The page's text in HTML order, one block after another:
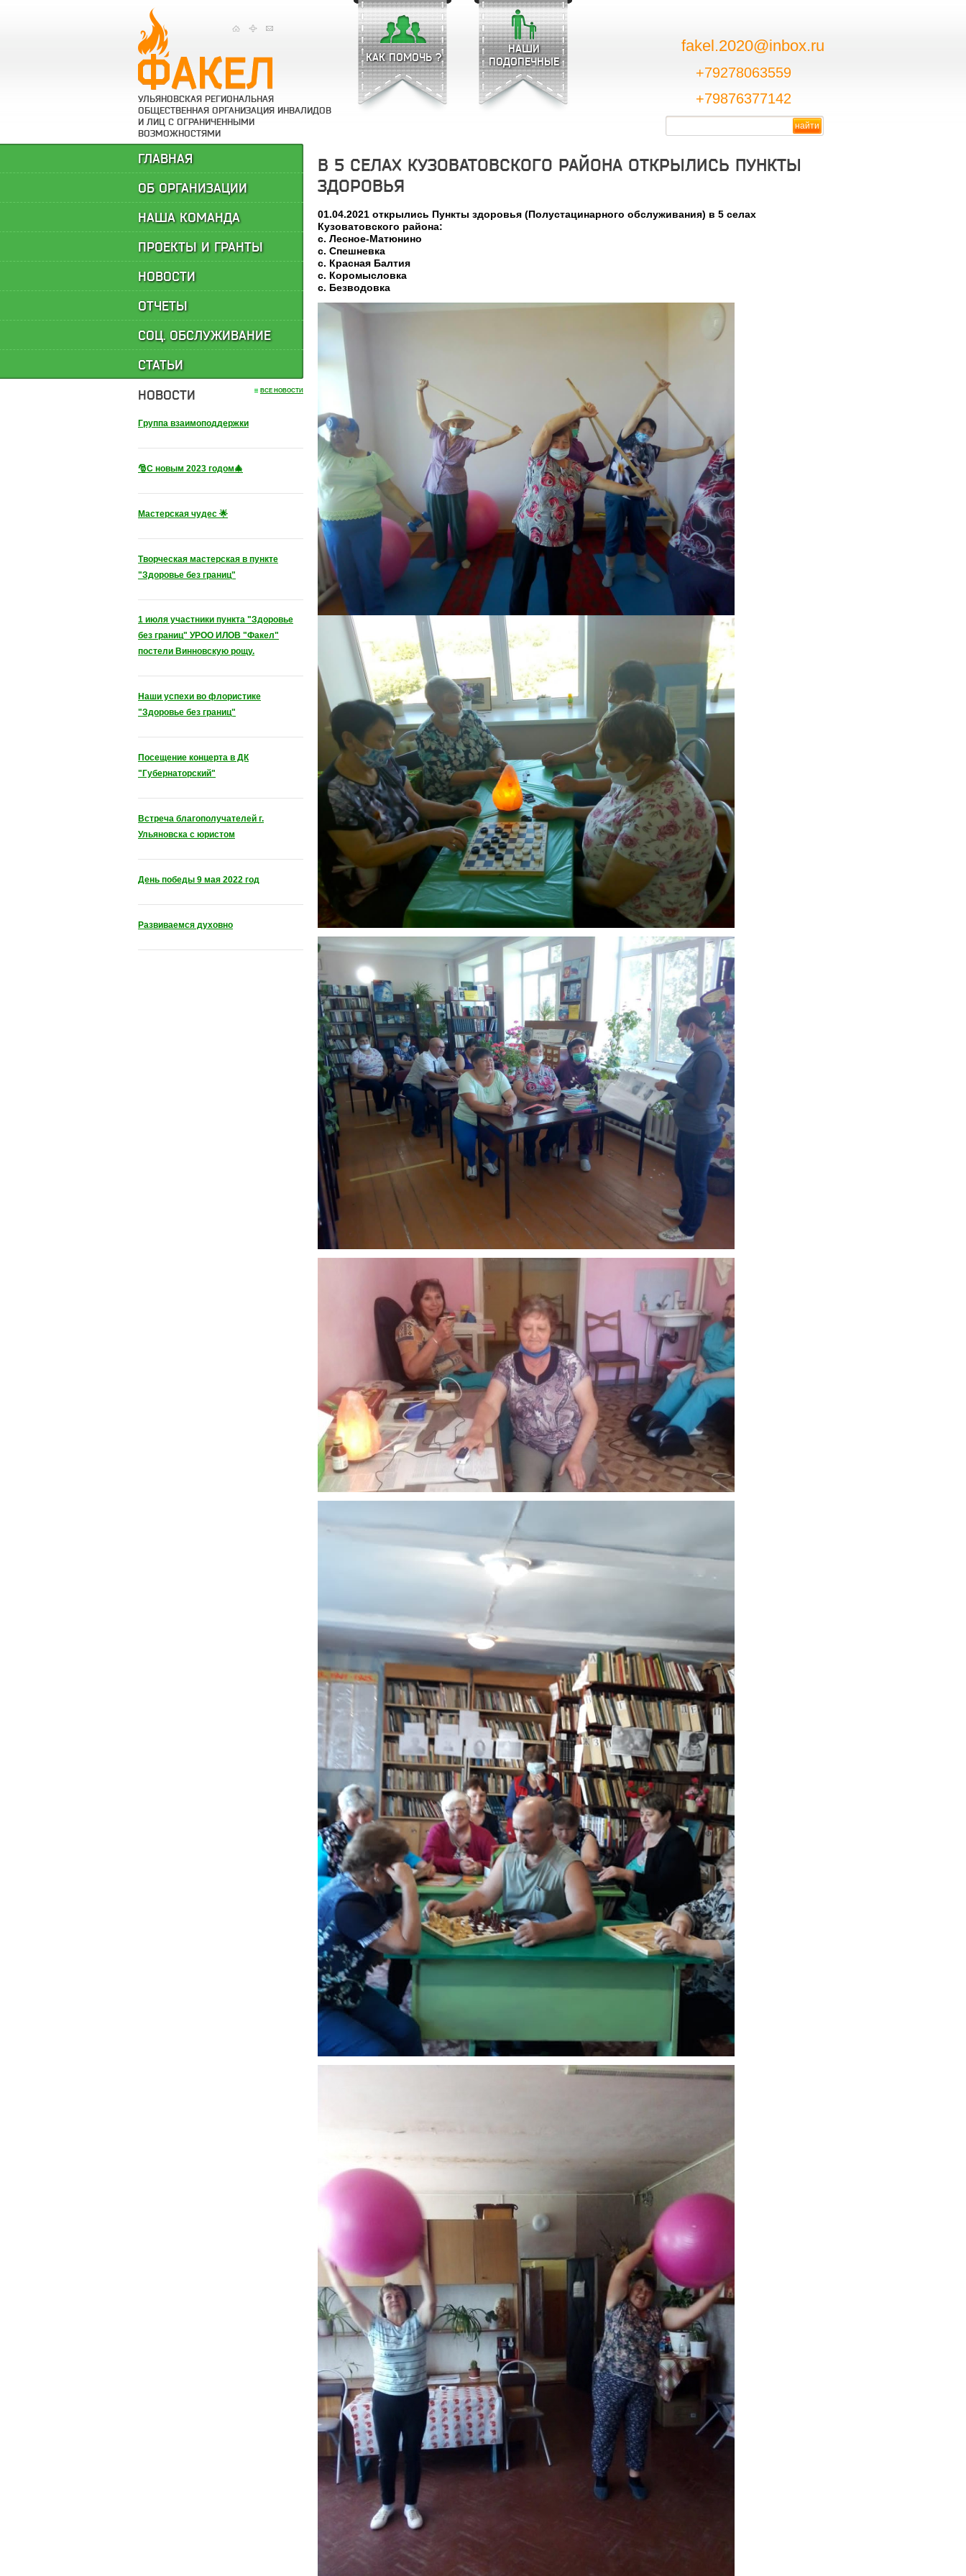
УЛЬЯНОВСКАЯ РЕГИОНАЛЬНАЯ
ОБЩЕСТВЕННАЯ ОРГАНИЗАЦИЯ ИНВАЛИДОВ
И ЛИЦ С ОГРАНИЧЕННЫМИ
ВОЗМОЖНОСТЯМИ
КАК ПОМОЧЬ ?
НАШИ
ПОДОПЕЧНЫЕ
fakel.2020@inbox.ru
+79278063559
+79876377142
ГЛАВНАЯ
ОБ ОРГАНИЗАЦИИ
НАША КОМАНДА
ПРОЕКТЫ И ГРАНТЫ
НОВОСТИ
ОТЧЕТЫ
СОЦ. ОБСЛУЖИВАНИЕ
СТАТЬИ
НОВОСТИ
ВСЕ НОВОСТИ
Группа взаимоподдержки
🎅С новым 2023 годом🎄
Мастерская чудес 🌟
Творческая мастерская в пункте
"Здоровье без границ"
1 июля участники пункта "Здоровье
без границ" УРОО ИЛОВ "Факел"
постели Винновскую рощу.
Наши успехи во флористике
"Здоровье без границ"
Посещение концерта в ДК
"Губернаторский"
Встреча благополучателей г.
Ульяновска с юристом
День победы 9 мая 2022 год
Развиваемся духовно
В 5 СЕЛАХ КУЗОВАТОВСКОГО РАЙОНА ОТКРЫЛИСЬ ПУНКТЫ
ЗДОРОВЬЯ
01.04.2021 открылись Пункты здоровья (Полустацинарного обслуживания) в 5 селах
Кузоватовского района:
с. Лесное-Матюнино
с. Спешневка
с. Красная Балтия
с. Коромысловка
с. Безводовка